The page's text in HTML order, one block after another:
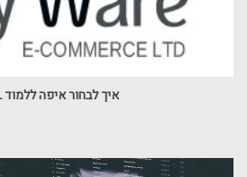
איך לבחור איפה ללמוד SQL?